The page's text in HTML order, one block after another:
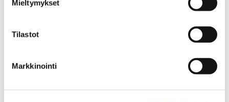
Mieltymykset
Tilastot
Markkinointi
Motorcaft